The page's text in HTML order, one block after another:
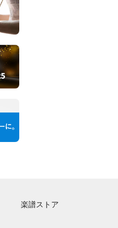
楽譜ストア